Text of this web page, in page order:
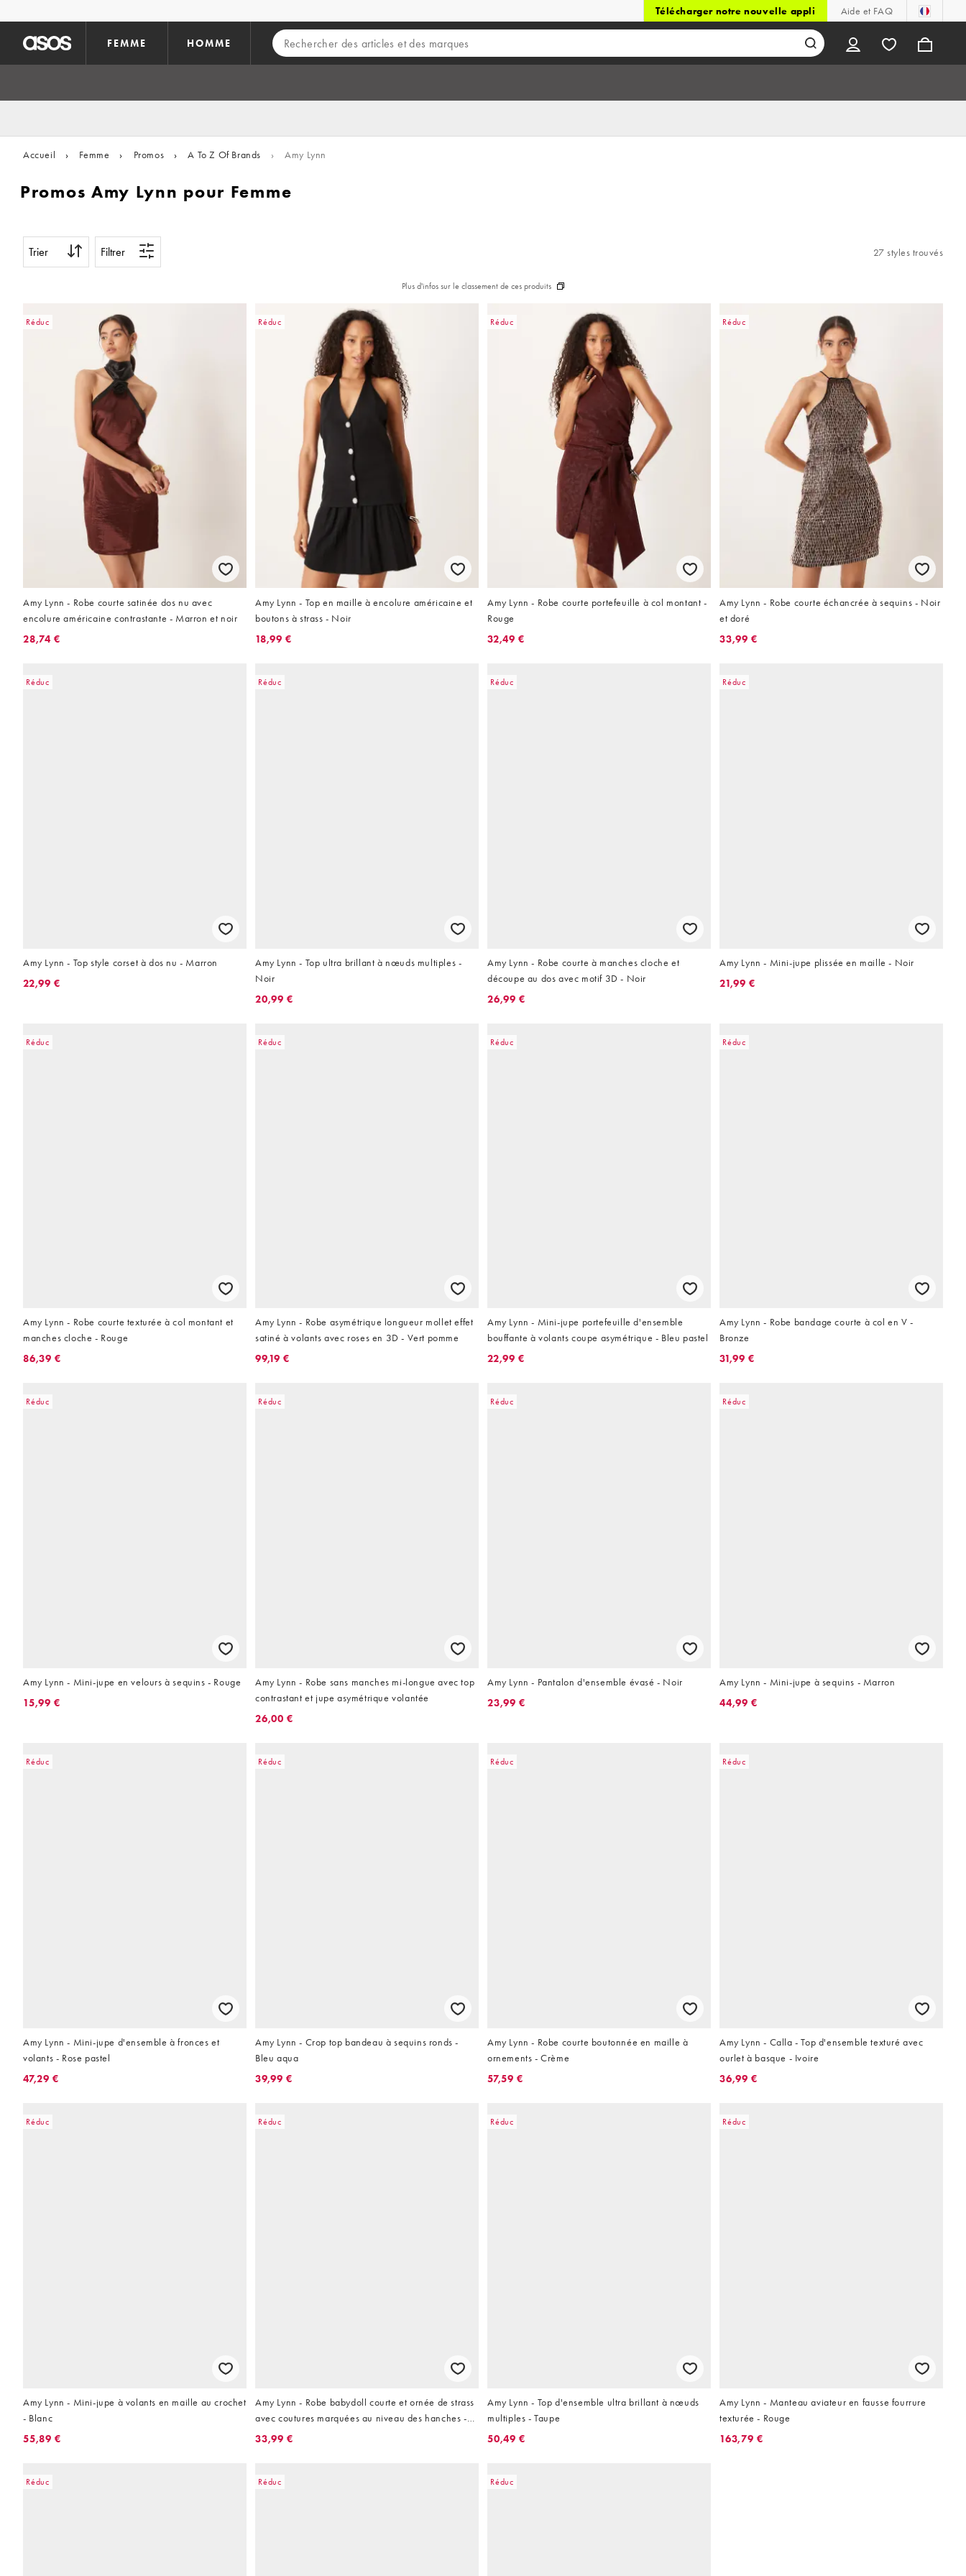
Télécharger notre nouvelle appli Aide et FAQ
FEMME HOMME
Accueil › Femme › Promos › A To Z Of Brands › Amy Lynn
Promos Amy Lynn pour Femme
Trier Filtrer 27 styles trouvés
Plus d'infos sur le classement de ces produits
Réduc
Amy Lynn - Robe courte satinée dos nu avec
encolure américaine contrastante - Marron et noir
28,74 €
Réduc
Amy Lynn - Top en maille à encolure américaine et
boutons à strass - Noir
18,99 €
Réduc
Amy Lynn - Robe courte portefeuille à col montant -
Rouge
32,49 €
Réduc
Amy Lynn - Robe courte échancrée à sequins - Noir
et doré
33,99 €
Réduc
Amy Lynn - Top style corset à dos nu - Marron
22,99 €
Réduc
Amy Lynn - Top ultra brillant à nœuds multiples -
Noir
20,99 €
Réduc
Amy Lynn - Robe courte à manches cloche et
découpe au dos avec motif 3D - Noir
26,99 €
Réduc
Amy Lynn - Mini-jupe plissée en maille - Noir
21,99 €
Réduc
Amy Lynn - Robe courte texturée à col montant et
manches cloche - Rouge
86,39 €
Réduc
Amy Lynn - Robe asymétrique longueur mollet effet
satiné à volants avec roses en 3D - Vert pomme
99,19 €
Réduc
Amy Lynn - Mini-jupe portefeuille d'ensemble
bouffante à volants coupe asymétrique - Bleu pastel
22,99 €
Réduc
Amy Lynn - Robe bandage courte à col en V -
Bronze
31,99 €
Réduc
Amy Lynn - Mini-jupe en velours à sequins - Rouge
15,99 €
Réduc
Amy Lynn - Robe sans manches mi-longue avec top
contrastant et jupe asymétrique volantée
26,00 €
Réduc
Amy Lynn - Pantalon d'ensemble évasé - Noir
23,99 €
Réduc
Amy Lynn - Mini-jupe à sequins - Marron
44,99 €
Réduc
Amy Lynn - Mini-jupe d'ensemble à fronces et
volants - Rose pastel
47,29 €
Réduc
Amy Lynn - Crop top bandeau à sequins ronds -
Bleu aqua
39,99 €
Réduc
Amy Lynn - Robe courte boutonnée en maille à
ornements - Crème
57,59 €
Réduc
Amy Lynn - Calla - Top d'ensemble texturé avec
ourlet à basque - Ivoire
36,99 €
Réduc
Amy Lynn - Mini-jupe à volants en maille au crochet
- Blanc
55,89 €
Réduc
Amy Lynn - Robe babydoll courte et ornée de strass
avec coutures marquées au niveau des hanches -
Noir
33,99 €
Réduc
Amy Lynn - Top d'ensemble ultra brillant à nœuds
multiples - Taupe
50,49 €
Réduc
Amy Lynn - Manteau aviateur en fausse fourrure
texturée - Rouge
163,79 €
Réduc Réduc Réduc